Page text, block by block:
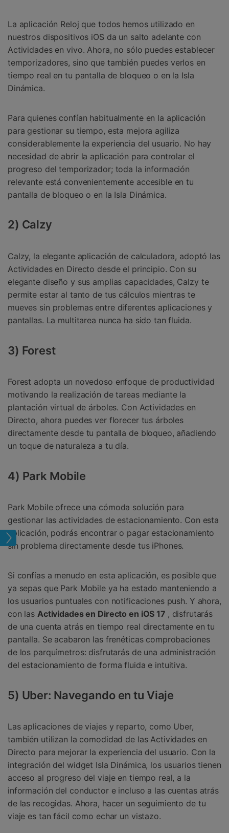
La aplicación Reloj que todos hemos utilizado en
nuestros dispositivos iOS da un salto adelante con
Actividades en vivo. Ahora, no sólo puedes establecer
temporizadores, sino que también puedes verlos en
tiempo real en tu pantalla de bloqueo o en la Isla
Dinámica.
Para quienes confían habitualmente en la aplicación
para gestionar su tiempo, esta mejora agiliza
considerablemente la experiencia del usuario. No hay
necesidad de abrir la aplicación para controlar el
progreso del temporizador; toda la información
relevante está convenientemente accesible en tu
pantalla de bloqueo o en la Isla Dinámica.
2) Calzy
Calzy, la elegante aplicación de calculadora, adoptó las
Actividades en Directo desde el principio. Con su
elegante diseño y sus amplias capacidades, Calzy te
permite estar al tanto de tus cálculos mientras te
mueves sin problemas entre diferentes aplicaciones y
pantallas. La multitarea nunca ha sido tan fluida.
3) Forest
Forest adopta un novedoso enfoque de productividad
motivando la realización de tareas mediante la
plantación virtual de árboles. Con Actividades en
Directo, ahora puedes ver florecer tus árboles
directamente desde tu pantalla de bloqueo, añadiendo
un toque de naturaleza a tu día.
4) Park Mobile
Park Mobile ofrece una cómoda solución para
gestionar las actividades de estacionamiento. Con esta
aplicación, podrás encontrar o pagar estacionamiento
sin problema directamente desde tus iPhones.
Si confías a menudo en esta aplicación, es posible que
ya sepas que Park Mobile ya ha estado manteniendo a
los usuarios puntuales con notificaciones push. Y ahora,
con las Actividades en Directo en iOS 17 , disfrutarás
de una cuenta atrás en tiempo real directamente en tu
pantalla. Se acabaron las frenéticas comprobaciones
de los parquímetros: disfrutarás de una administración
del estacionamiento de forma fluida e intuitiva.
5) Uber: Navegando en tu Viaje
Las aplicaciones de viajes y reparto, como Uber,
también utilizan la comodidad de las Actividades en
Directo para mejorar la experiencia del usuario. Con la
integración del widget Isla Dinámica, los usuarios tienen
acceso al progreso del viaje en tiempo real, a la
información del conductor e incluso a las cuentas atrás
de las recogidas. Ahora, hacer un seguimiento de tu
viaje es tan fácil como echar un vistazo.
17